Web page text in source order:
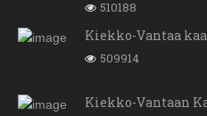
510188
Kiekko-Vantaa
509914
Kiekko-Vantaan